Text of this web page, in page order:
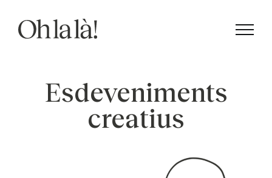
content
Esdeveniments
creatius